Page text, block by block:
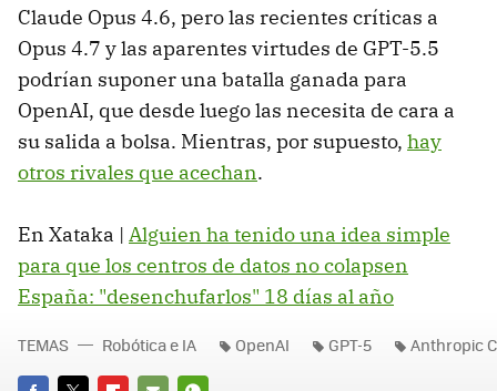
Claude Opus 4.6, pero las recientes críticas a
Opus 4.7 y las aparentes virtudes de GPT-5.5
podrían suponer una batalla ganada para
OpenAI, que desde luego las necesita de cara a
su salida a bolsa. Mientras, por supuesto, hay
otros rivales que acechan.
En Xataka | Alguien ha tenido una idea simple
para que los centros de datos no colapsen
España: "desenchufarlos" 18 días al año
TEMAS Robótica e IA OpenAI GPT-5 Anthropic